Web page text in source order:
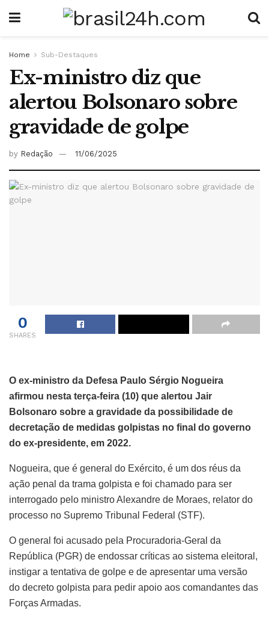
Home Sub-Destaques
Ex-ministro diz que
alertou Bolsonaro sobre
gravidade de golpe
by Redação 11/06/2025
0
SHARES
O ex-ministro da Defesa Paulo Sérgio Nogueira
afirmou nesta terça-feira (10) que alertou Jair
Bolsonaro sobre a gravidade da possibilidade de
decretação de medidas golpistas no final do governo
do ex-presidente, em 2022.
Nogueira, que é general do Exército, é um dos réus da
ação penal da trama golpista e foi chamado para ser
interrogado pelo ministro Alexandre de Moraes, relator do
processo no Supremo Tribunal Federal (STF).
O general foi acusado pela Procuradoria-Geral da
República (PGR) de endossar críticas ao sistema eleitoral,
instigar a tentativa de golpe e de apresentar uma versão
do decreto golpista para pedir apoio aos comandantes das
Forças Armadas.